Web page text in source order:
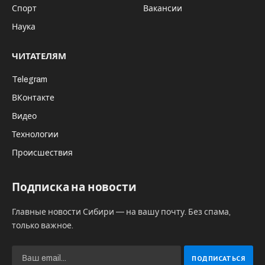
Спорт
Наука
Вакансии
ЧИТАТЕЛЯМ
Telegram
ВКонтакте
Видео
Технологии
Происшествия
Подписка на новости
Главные новости Сибири — на вашу почту. Без спама,
только важное.